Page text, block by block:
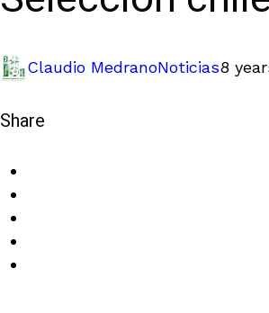
Claudio MedranoNoticias8
Share